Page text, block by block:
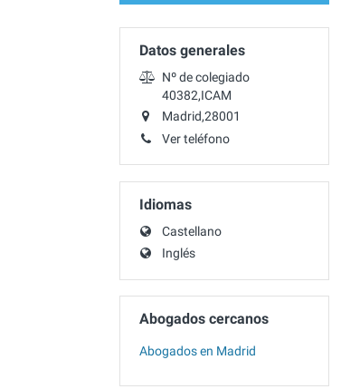
Datos generales
Nº de colegiado
40382,ICAM
Madrid,28001
Ver teléfono
Idiomas
Castellano
Inglés
Abogados cercanos
Abogados en Madrid